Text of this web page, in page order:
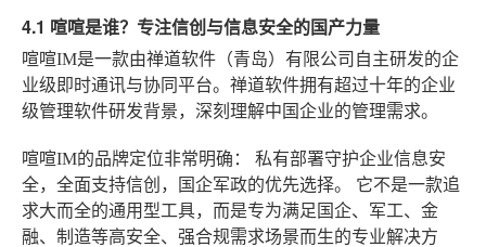
4.1 喧喧是谁？专注信创与信息安全的国产力量
喧喧IM是一款由禅道软件（青岛）有限公司自主研发的企
业级即时通讯与协同平台。禅道软件拥有超过十年的企业
级管理软件研发背景，深刻理解中国企业的管理需求。
喧喧IM的品牌定位非常明确： 私有部署守护企业信息安
全，全面支持信创，国企军政的优先选择。
它不是一款追
求大而全的通用型工具，而是专为满足国企、军工、金
融、制造等高安全、强合规需求场景而生的专业解决方